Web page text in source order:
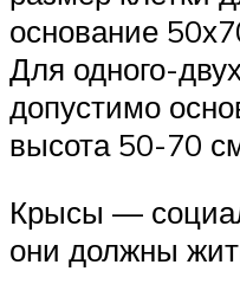
основание
Для одного-
допустимо
высота 50-70
Крысы —
они должны